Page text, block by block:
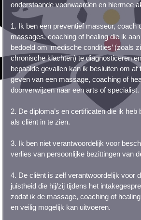
onderstaande voorwaarden en hiermee
1. Ik ben een preventief masseur, coach
massages, coaching of healing die ik
bedoeld om ‘medische condities’ (zoals
chronische klachten) te diagnosticeren
bepaalde gevallen kan ik besluiten om af
geven van een massage, coaching of
doorverwijzen naar een arts of specialist.
2. De diploma’s en certificaten die ik heb
als cliënt in te zien.
3. Ik ben niet verantwoordelijk voor
verlies van persoonlijke bezittingen van
4. De cliënt is zelf verantwoordelijk voor
juistheid die hij/zij tijdens het
zodat ik de massage, coaching of
en veilig mogelijk kan uitvoeren.